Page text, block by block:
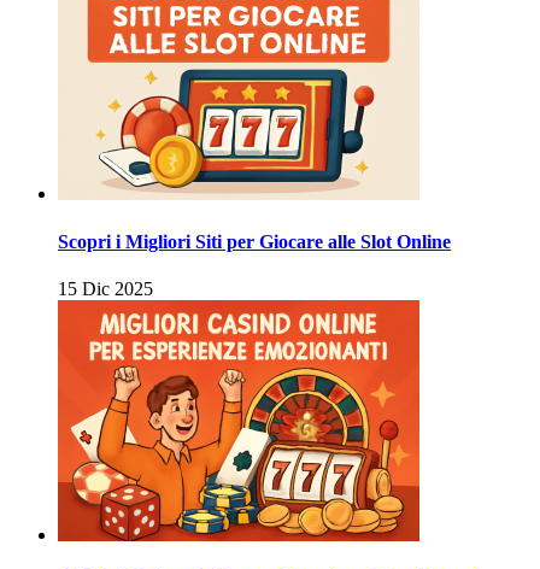
Scopri i Migliori Siti per Giocare alle Slot Online
15 Dic 2025